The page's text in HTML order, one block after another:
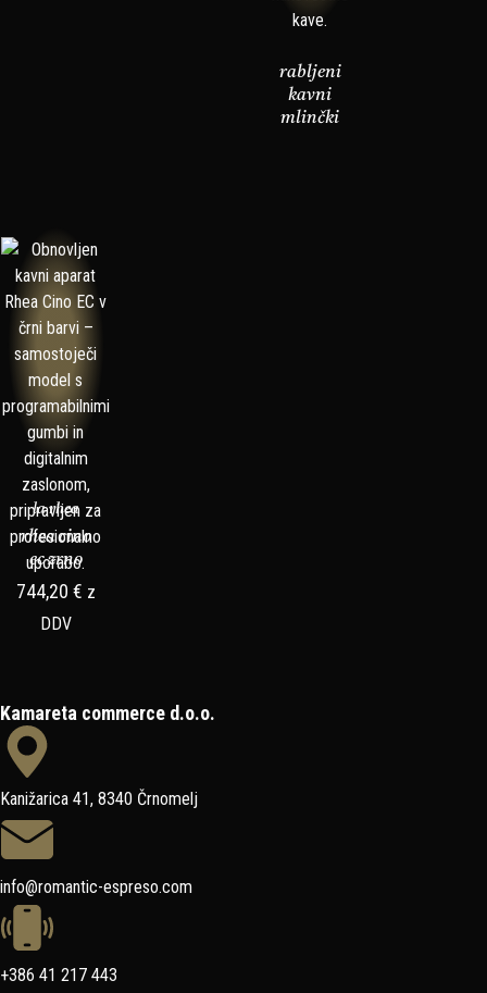
rabljeni
kavni
mlinčki
la rhea
rhea cino
ec zrno
744,20 € z
DDV
Kamareta commerce d.o.o.
Kanižarica 41, 8340 Črnomelj
info@romantic-espreso.com
+386 41 217 443